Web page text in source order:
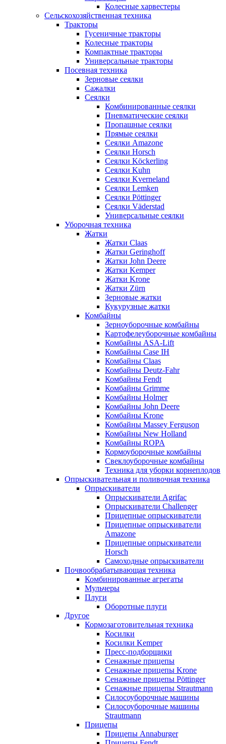
Колесные харвестеры
Сельскохозяйственная техника
Тракторы
Гусеничные тракторы
Колесные тракторы
Компактные тракторы
Универсальные тракторы
Посевная техника
Зерновые сеялки
Сажалки
Сеялки
Комбинированные сеялки
Пневматические сеялки
Пропашные сеялки
Прямые сеялки
Сеялки Amazone
Сеялки Horsch
Сеялки Köckerling
Сеялки Kuhn
Сеялки Kverneland
Сеялки Lemken
Сеялки Pöttinger
Сеялки Väderstad
Универсальные сеялки
Уборочная техника
Жатки
Жатки Claas
Жатки Geringhoff
Жатки John Deere
Жатки Kemper
Жатки Krone
Жатки Zürn
Зерновые жатки
Кукурузные жатки
Комбайны
Зерноуборочные комбайны
Картофелеуборочные комбайны
Комбайны ASA-Lift
Комбайны Case IH
Комбайны Claas
Комбайны Deutz-Fahr
Комбайны Fendt
Комбайны Grimme
Комбайны Holmer
Комбайны John Deere
Комбайны Krone
Комбайны Massey Ferguson
Комбайны New Holland
Комбайны ROPA
Кормоуборочные комбайны
Свеклоуборочные комбайны
Техника для уборки корнеплодов
Опрыскивательная и поливочная техника
Опрыскиватели
Опрыскиватели Agrifac
Опрыскиватели Challenger
Прицепные опрыскиватели
Прицепные опрыскиватели
Amazone
Прицепные опрыскиватели
Horsch
Самоходные опрыскиватели
Почвообрабатывающая техника
Комбинированные агрегаты
Мульчеры
Плуги
Оборотные плуги
Другое
Кормозаготовительная техника
Косилки
Косилки Kemper
Пресс-подборщики
Сенажные прицепы
Сенажные прицепы Krone
Сенажные прицепы Pöttinger
Сенажные прицепы Strautmann
Силосоуборочные машины
Силосоуборочные машины
Strautmann
Прицепы
Прицепы Annaburger